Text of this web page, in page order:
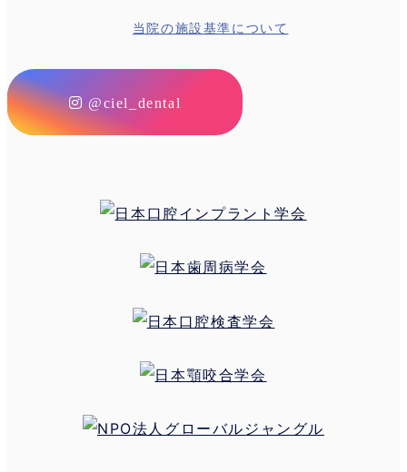
当院の施設基準について
@ciel_dental